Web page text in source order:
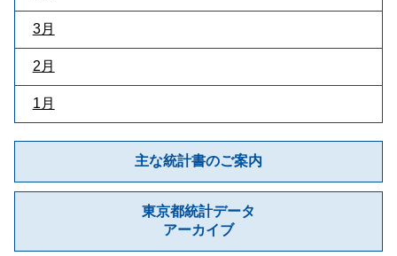
3月
2月
1月
主な統計書のご案内
東京都統計データ
アーカイブ